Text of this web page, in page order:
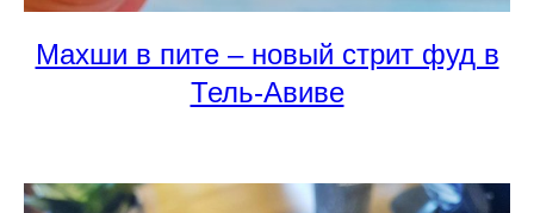
Махши в пите – новый стрит фуд в
Тель-Авиве